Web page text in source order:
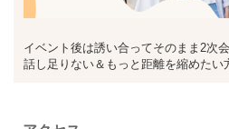
イベント後は誘い合ってそのまま2次
話し足りない＆もっと距離を縮めたい